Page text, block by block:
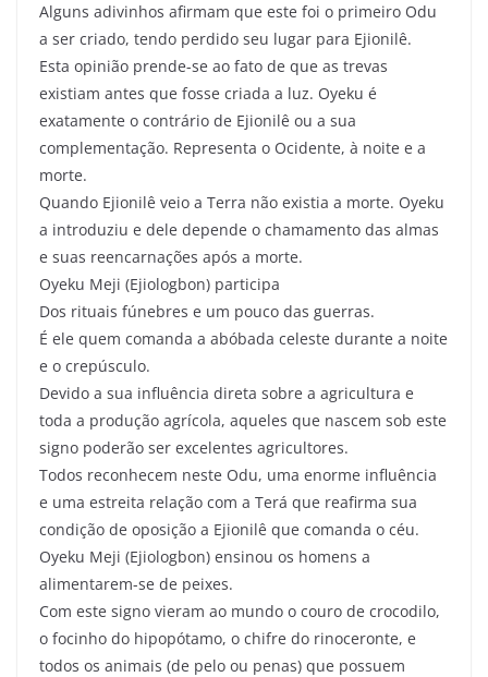
Alguns adivinhos afirmam que este foi o primeiro Odu
a ser criado, tendo perdido seu lugar para Ejionilê.
Esta opinião prende-se ao fato de que as trevas
existiam antes que fosse criada a luz. Oyeku é
exatamente o contrário de Ejionilê ou a sua
complementação. Representa o Ocidente, à noite e a
morte.
Quando Ejionilê veio a Terra não existia a morte. Oyeku
a introduziu e dele depende o chamamento das almas
e suas reencarnações após a morte.
Oyeku Meji (Ejiologbon) participa
Dos rituais fúnebres e um pouco das guerras.
É ele quem comanda a abóbada celeste durante a noite
e o crepúsculo.
Devido a sua influência direta sobre a agricultura e
toda a produção agrícola, aqueles que nascem sob este
signo poderão ser excelentes agricultores.
Todos reconhecem neste Odu, uma enorme influência
e uma estreita relação com a Terá que reafirma sua
condição de oposição a Ejionilê que comanda o céu.
Oyeku Meji (Ejiologbon) ensinou os homens a
alimentarem-se de peixes.
Com este signo vieram ao mundo o couro de crocodilo,
o focinho do hipopótamo, o chifre do rinoceronte, e
todos os animais (de pelo ou penas) que possuem